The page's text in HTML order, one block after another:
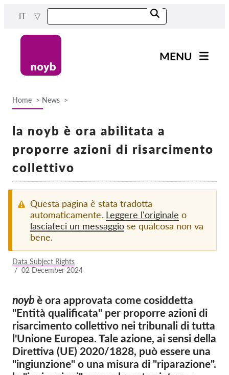
content
IT
MENU
Progetti
Exercise your rights!
Sostienici!
Iscrizione
Tax deductability
Area riservata
Su di noi
Team
Home News
la noyb è ora abilitata a
proporre azioni di risarcimento
collettivo
Questa pagina è stata tradotta
automaticamente. Leggere l'originale o
lasciateci un messaggio se qualcosa non va
bene.
Data Subject Rights
/ 02 December 2024
noybè ora approvata come cosiddetta
"Entità qualificata" per proporre azioni di
risarcimento collettivo nei tribunali di tutta
l'Unione Europea. Tale azione, ai sensi della
Direttiva (UE) 2020/1828, può essere una
"ingiunzione" o una misura di "riparazione".